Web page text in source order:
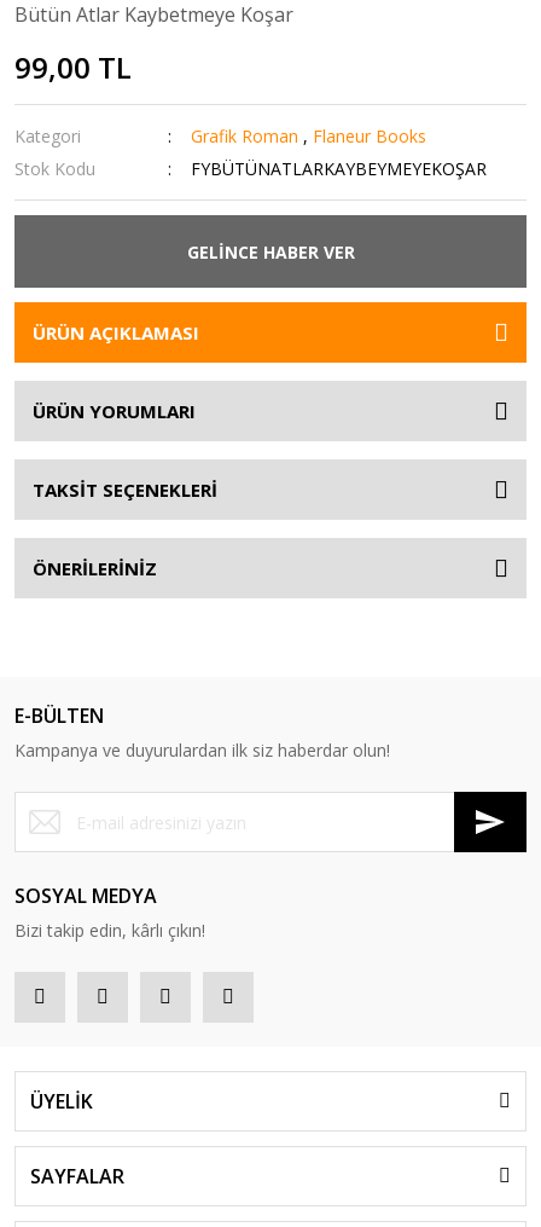
Bütün Atlar Kaybetmeye Koşar
99,00 TL
Kategori Grafik Roman , Flaneur Books
Stok Kodu
FYBÜTÜNATLARKAYBEYMEYEKOŞAR
GELİNCE HABER VER
ÜRÜN AÇIKLAMASI
ÜRÜN YORUMLARI
TAKSİT SEÇENEKLERİ
ÖNERİLERİNİZ
E-BÜLTEN
Kampanya ve duyurulardan ilk siz haberdar olun!
SOSYAL MEDYA
Bizi takip edin, kârlı çıkın!
ÜYELİK
SAYFALAR